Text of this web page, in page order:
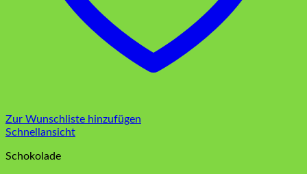
Zur Wunschliste hinzufügen
Schnellansicht
Schokolade